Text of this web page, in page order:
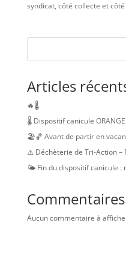
syndicat, côté collecte et
Articles
🔥🌡️
🌡️ Dispositif canicule
🏖️🏀 Avant de partir en
⚠️ Déchèterie de Tri-Action –
🌤️ Fin du dispositif canicule :
Aucun commentaire à